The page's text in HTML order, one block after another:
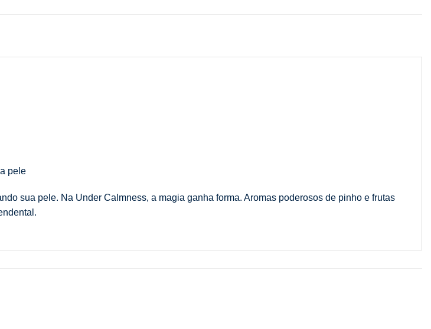
pele
sua pele. Na Under Calmness, a magia ganha forma. Aromas poderosos de pinho e frutas